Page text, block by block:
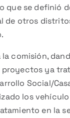
que se definió
de otros
comisión,
ya
Social/
los
en la